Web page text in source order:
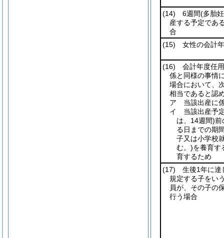
(14) 6週間(多胎
産する予定であ
合
(15) 女性の会計
(16) 会計年度任
係と同様の事情
場合において、
相当であると認
ア 当該出産に
イ 当該出産予
は、14週間)前
る日までの期
子又は小学校
む。)を養育す
育するため
(17) 生後1年に達
規定する子をい
員が、その子の
行う場合